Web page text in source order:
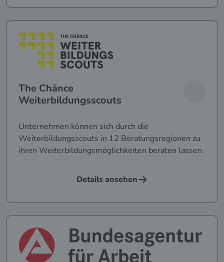
The Chänce
Weiterbildungsscouts
Unternehmen können sich durch die
Weiterbildungsscouts in 12 Beratungsregionen zu
ihren Weiterbildungsmöglichkeiten beraten lassen.
Details ansehen